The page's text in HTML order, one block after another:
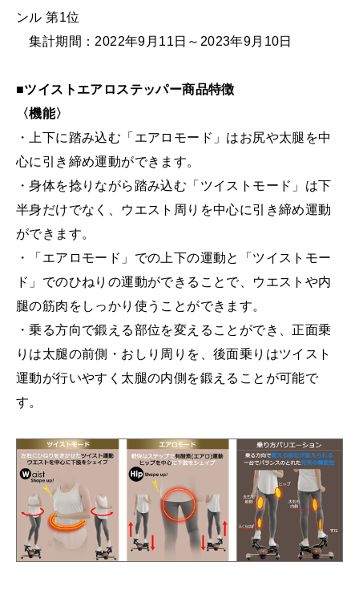
ンル 第1位
集計期間：2022年9月11日～2023年9月10日
■ツイストエアロステッパー商品特徴
〈機能〉
・上下に踏み込む「エアロモード」はお尻や太腿を中
心に引き締め運動ができます。
・身体を捻りながら踏み込む「ツイストモード」は下
半身だけでなく、ウエスト周りを中心に引き締め運動
ができます。
・「エアロモード」での上下の運動と「ツイストモー
ド」でのひねりの運動ができることで、ウエストや内
腿の筋肉をしっかり使うことができます。
・乗る方向で鍛える部位を変えることができ、正面乗
りは太腿の前側・おしり周りを、後面乗りはツイスト
運動が行いやすく太腿の内側を鍛えることが可能で
す。